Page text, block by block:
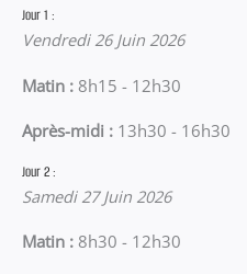
Jour 1 :
Vendredi 26 Juin 2026
Matin : 8h15 - 12h30
Après-midi : 13h30 - 16h30
Jour 2 :
Samedi 27 Juin 2026
Matin : 8h30 - 12h30